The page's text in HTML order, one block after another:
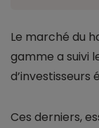
Le marché du
gamme a suivi
d’investisseurs
Ces derniers,